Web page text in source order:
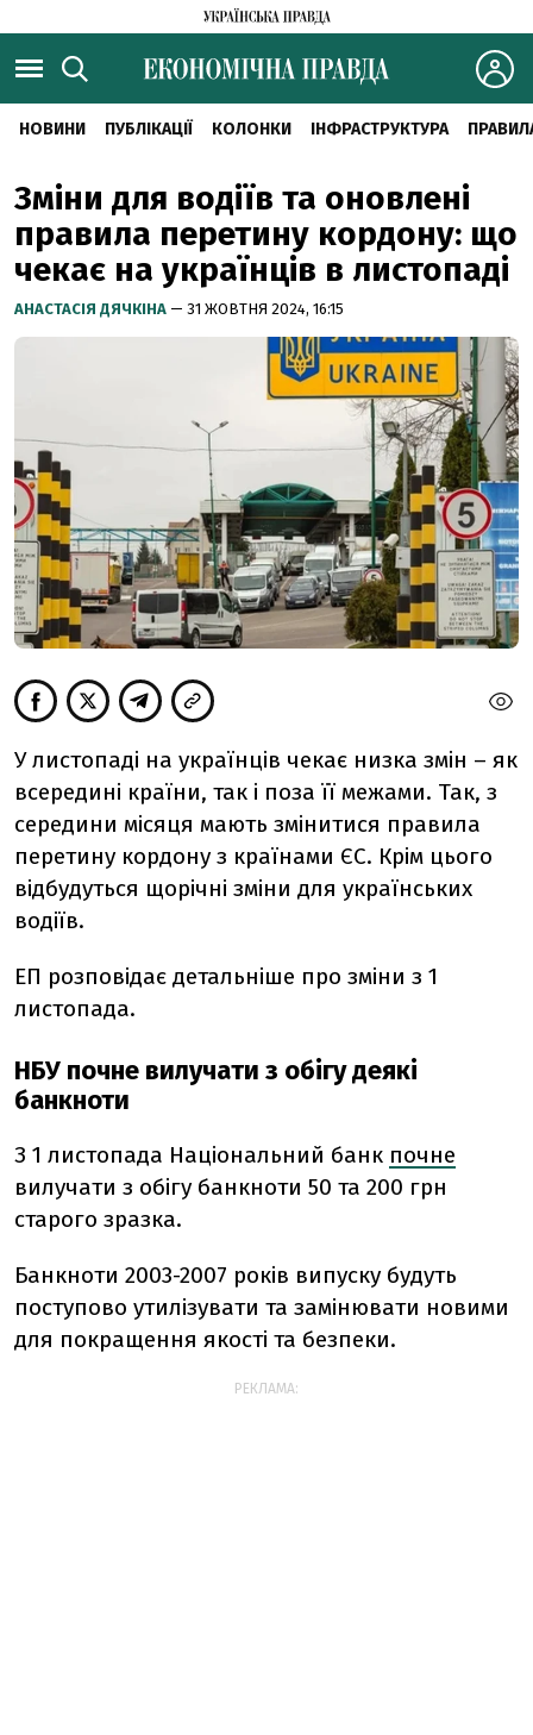
НОВИНИ ПУБЛІКАЦІЇ КОЛОНКИ ІНФРАСТРУКТУРА
Зміни для водіїв та оновлені
правила перетину кордону: що
чекає на українців в листопаді
АНАСТАСІЯ ДЯЧКІНА — 31 ЖОВТНЯ 2024, 16:15
У листопаді на українців чекає низка змін – як
всередині країни, так і поза її межами. Так, з
середини місяця мають змінитися правила
перетину кордону з країнами ЄС. Крім цього
відбудуться щорічні зміни для українських
водіїв.
ЕП розповідає детальніше про зміни з 1
листопада.
НБУ почне вилучати з обігу деякі
банкноти
З 1 листопада Національний банк почне
вилучати з обігу банкноти 50 та 200 грн
старого зразка.
Банкноти 2003-2007 років випуску будуть
поступово утилізувати та замінювати новими
для покращення якості та безпеки.
РЕКЛАМА: